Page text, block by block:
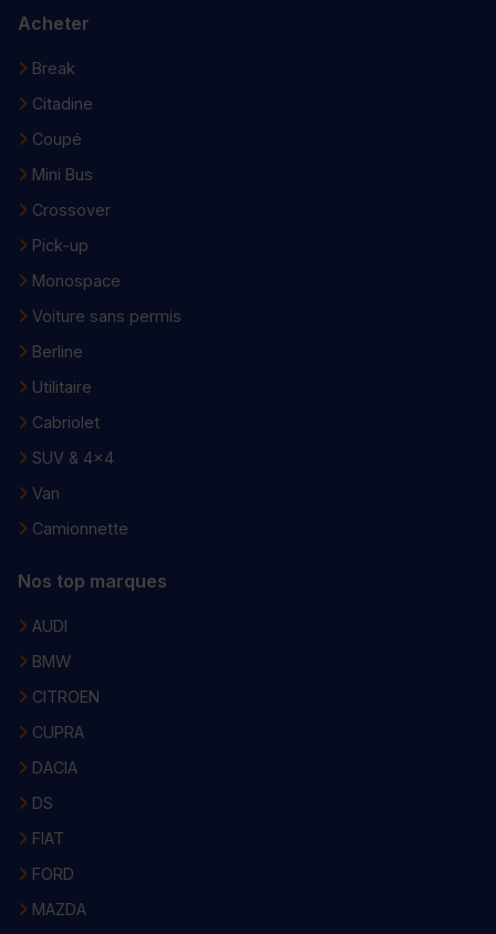
Acheter
Break
Citadine
Coupé
Mini Bus
Crossover
Pick-up
Monospace
Voiture sans permis
Berline
Utilitaire
Cabriolet
SUV & 4x4
Van
Camionnette
Nos top marques
AUDI
BMW
CITROEN
CUPRA
DACIA
DS
FIAT
FORD
MAZDA